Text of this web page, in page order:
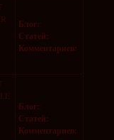
Блог::
Статей:
Комментариев:
Блог::
Статей:
Комментариев: